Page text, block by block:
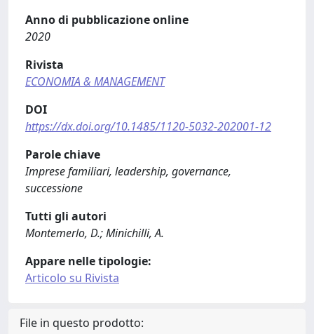
Anno di pubblicazione online
2020
Rivista
ECONOMIA & MANAGEMENT
DOI
https://dx.doi.org/10.1485/1120-5032-202001-12
Parole chiave
Imprese familiari, leadership, governance,
successione
Tutti gli autori
Montemerlo, D.; Minichilli, A.
Appare nelle tipologie:
Articolo su Rivista
File in questo prodotto: